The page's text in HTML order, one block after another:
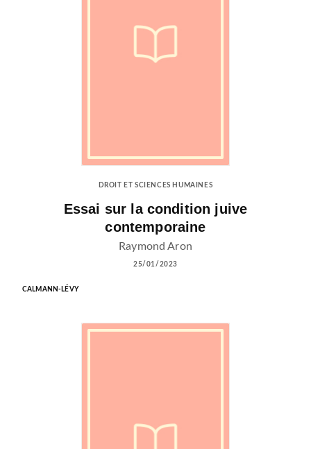
DROIT ET SCIENCES HUMAINES
Essai sur la condition juive
contemporaine
Raymond Aron
25/01/2023
CALMANN-LÉVY